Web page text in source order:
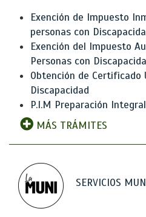
Exención de Impuesto
personas con
Exención del Impuesto
Personas con
Obtención de Certificado
Discapacidad
P.I.M Preparación
MÁS TRÁMITES
SERVICIOS